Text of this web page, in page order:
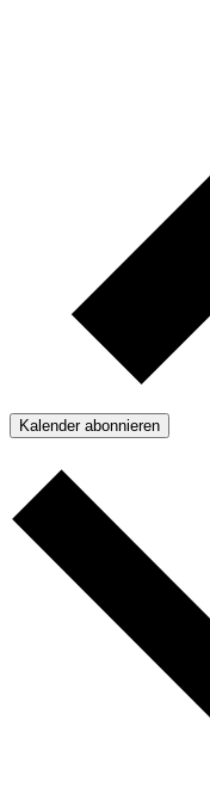
Kalender abonnieren